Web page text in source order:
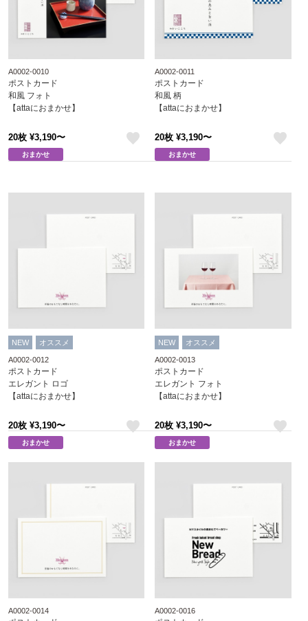
A0002-0010
ポストカード
和風 フォト
【attaにおまかせ】
20枚 ¥3,190〜
おまかせ
A0002-0011
ポストカード
和風 柄
【attaにおまかせ】
20枚 ¥3,190〜
おまかせ
NEW オススメ
A0002-0012
ポストカード
エレガント ロゴ
【attaにおまかせ】
20枚 ¥3,190〜
おまかせ
NEW オススメ
A0002-0013
ポストカード
エレガント フォト
【attaにおまかせ】
20枚 ¥3,190〜
おまかせ
A0002-0014 A0002-0016